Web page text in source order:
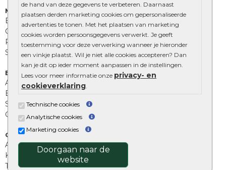
de hand van deze gegevens te verbeteren. Daarnaast
plaatsen derden marketing cookies om gepersonaliseerde
advertenties te tonen. Met het plaatsen van marketing
cookies worden persoonsgegevens verwerkt. Je geeft
toestemming voor deze verwerking wanneer je hieronder
een vinkje plaatst. Wil je niet alle cookies accepteren? Dan
kan je dit op ieder moment aanpassen in de instellingen.
Lees voor meer informatie onze privacy- en
cookieverklaring.
Technische cookies
Analytische cookies
Marketing cookies
Doorgaan naar de
website
Muurelementen
Betonbielzen
Opsluitbanden
Palissades
Stapelblokken
Extra benodigdheden
Afwatering en diversen
Beplantings en betonelementen
Split, grind en zand
Oprit tegels
Overig
Aanbiedingen
Kunstgras
Tuintegels outlet